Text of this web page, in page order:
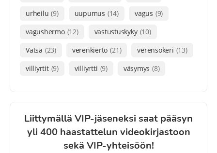
urheilu (9) uupumus (14) vagus (9)
vagushermo (12) vastustuskyky (10)
Vatsa (23) verenkierto (21) verensokeri (13)
villiyrtit (9) villiyrtti (9) väsymys (8)
Liittymällä VIP-jäseneksi saat pääsyn
yli 400 haastattelun videokirjastoon
sekä VIP-yhteisöön!